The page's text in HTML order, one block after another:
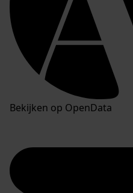
Bekijken op OpenData